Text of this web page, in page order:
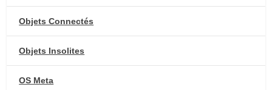
Objets Connectés
Objets Insolites
OS Meta